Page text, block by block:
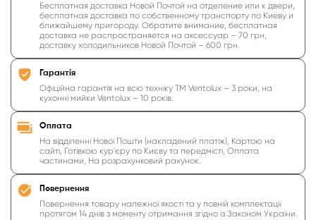
Бесплатная доставка Новой Почтой на отделение или к двери,
бесплатная доставка по собственному транспорту по Киеву и
ближайшему пригороду. Обратите внимание, бесплатная
доставка не распространяется на аксессуар – 70 грн,
доставку холодильников Новой Почтой – 600 грн.
Гарантія
Офіційна гарантія на всю техніку ТМ Ventolux – 3 роки, на
кухонні мийки Ventolux – 10 років.
Оплата
На відділенні Нової Пошти (накладений платіж), Картою на
сайті, Готівкою кур'єру по Києву та передмісті, Оплата
частинами, На розрахунковий рахунок.
Повернення
Повернення товару належної якості та у повній комплектації
протягом 14 днів з моменту отримання згідно із Законом України.